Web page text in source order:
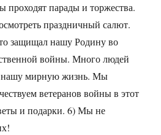
проходят парады и торжества.
праздничный салют.
защищал нашу Родину во
войны. Много людей
нашу мирную жизнь. Мы
ветеранов войны в этот
и подарки. 6) Мы не